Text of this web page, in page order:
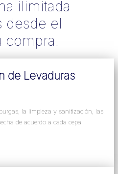
ilimitada
desde el
compra.
de Levaduras
la limpieza y sanitización, las
de acuerdo a cada cepa.